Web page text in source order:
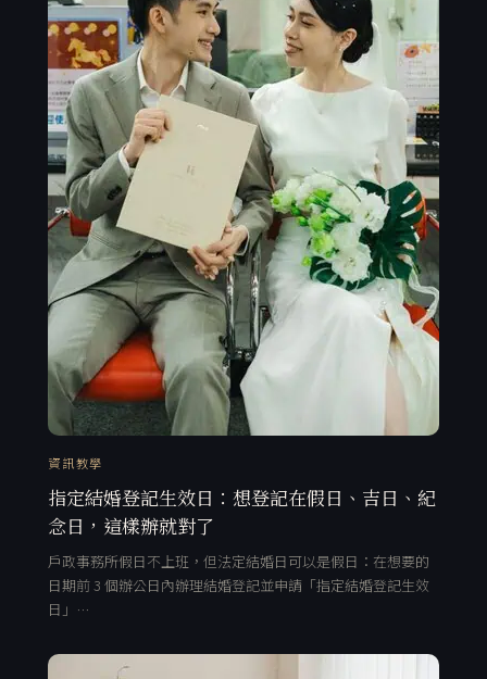
資訊教學
指定結婚登記生效日：想登記在假日、吉日、紀
念日，這樣辦就對了
戶政事務所假日不上班，但法定結婚日可以是假日：在想要的
日期前 3 個辦公日內辦理結婚登記並申請「指定結婚登記生效
日」…